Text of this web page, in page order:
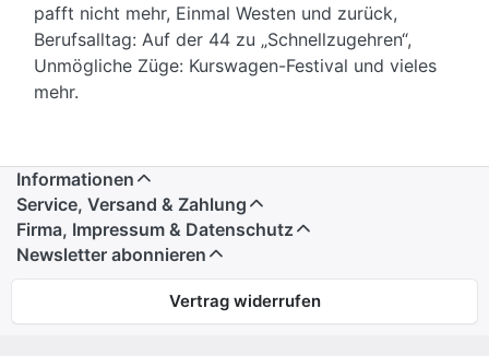
pafft nicht mehr, Einmal Westen und zurück,
Berufsalltag: Auf der 44 zu „Schnellzugehren“,
Unmögliche Züge: Kurswagen-Festival und vieles
mehr.
Informationen
Service, Versand & Zahlung
Firma, Impressum & Datenschutz
Newsletter abonnieren
Vertrag widerrufen